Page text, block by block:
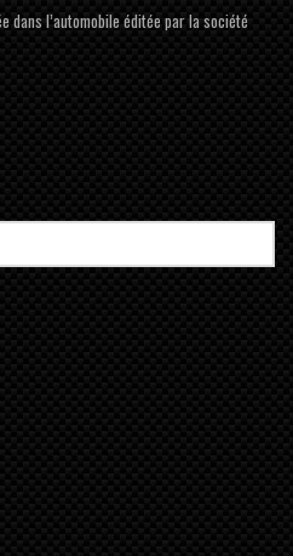
dans l’automobile éditée par la société